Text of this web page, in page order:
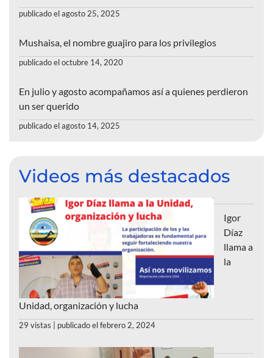
publicado el agosto 25, 2025
Mushaisa, el nombre guajiro para los privilegios
publicado el octubre 14, 2020
En julio y agosto acompañamos así a quienes perdieron
un ser querido
publicado el agosto 14, 2025
Videos más destacados
Igor
Díaz
llama a
la
Unidad, organización y lucha
29 vistas publicado el febrero 2, 2024